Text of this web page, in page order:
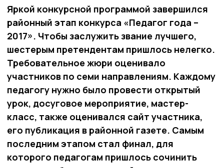
Яркой конкурсной программой завершился
районный этап конкурса «Педагог года –
2017». Чтобы заслужить звание лучшего,
шестерым претендентам пришлось нелегко.
Требовательное жюри оценивало
участников по семи направлениям. Каждому
педагогу нужно было провести открытый
урок, досуговое мероприятие, мастер-
класс, также оценивался сайт участника,
его публикация в районной газете. Самым
последним этапом стал финал, для
которого педагогам пришлось сочинить